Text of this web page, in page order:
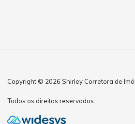
Copyright © 2026 Shirley Corretora de
Todos os direitos reservados.